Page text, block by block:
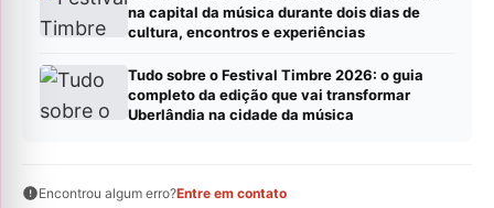
na capital da música durante dois dias de
cultura, encontros e experiências
Tudo sobre o Festival Timbre 2026: o guia
completo da edição que vai transformar
Uberlândia na cidade da música
Encontrou algum erro?Entre em contato